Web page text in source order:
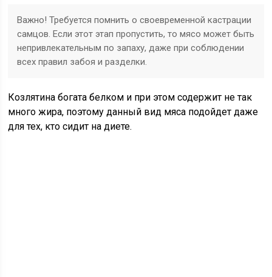
Важно! Требуется помнить о своевременной кастрации
самцов. Если этот этап пропустить, то мясо может быть
непривлекательным по запаху, даже при соблюдении
всех правил забоя и разделки.
Козлятина богата белком и при этом содержит не так
много жира, поэтому данный вид мяса подойдет даже
для тех, кто сидит на диете.